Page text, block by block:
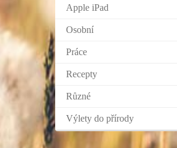
Apple iPad
Osobní
Práce
Recepty
Různé
Výlety do přírody